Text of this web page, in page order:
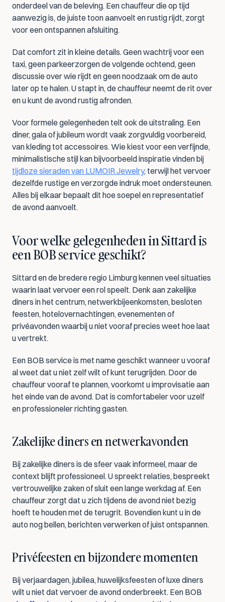
onderdeel van de beleving. Een chauffeur die op tijd
aanwezig is, de juiste toon aanvoelt en rustig rijdt, zorgt
voor een ontspannen afsluiting.
Dat comfort zit in kleine details. Geen wachtrij voor een
taxi, geen parkeerzorgen de volgende ochtend, geen
discussie over wie rijdt en geen noodzaak om de auto
later op te halen. U stapt in, de chauffeur neemt de rit over
en u kunt de avond rustig afronden.
Voor formele gelegenheden telt ook de uitstraling. Een
diner, gala of jubileum wordt vaak zorgvuldig voorbereid,
van kleding tot accessoires. Wie kiest voor een verfijnde,
tijdloze sieraden van LUMOIR Jewelry, terwijl het vervoer
dezelfde rustige en verzorgde indruk moet ondersteunen.
Alles bij elkaar bepaalt dit hoe soepel en representatief
de avond aanvoelt.
Voor welke gelegenheden in Sittard is
een BOB service geschikt?
Sittard en de bredere regio Limburg kennen veel situaties
waarin laat vervoer een rol speelt. Denk aan zakelijke
diners in het centrum, netwerkbijeenkomsten, besloten
feesten, hotelovernachtingen, evenementen of
privéavonden waarbij u niet vooraf precies weet hoe laat
u vertrekt.
Een BOB service is met name geschikt wanneer u vooraf
al weet dat u niet zelf wilt of kunt terugrijden. Door de
chauffeur vooraf te plannen, voorkomt u improvisatie aan
het einde van de avond. Dat is comfortabeler voor uzelf
en professioneler richting gasten.
Zakelijke diners en netwerkavonden
Bij zakelijke diners is de sfeer vaak informeel, maar de
context blijft professioneel. U spreekt relaties, bespreekt
vertrouwelijke zaken of sluit een lange werkdag af. Een
chauffeur zorgt dat u zich tijdens de avond niet bezig
hoeft te houden met de terugrit. Bovendien kunt u in de
auto nog bellen, berichten verwerken of juist ontspannen.
Privéfeesten en bijzondere momenten
Bij verjaardagen, jubilea, huwelijksfeesten of luxe diners